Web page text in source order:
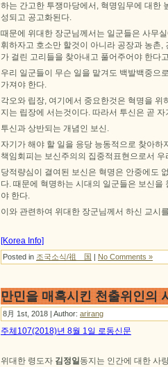
하는 간고한 투쟁마당에서, 혁명임무에 대한
성되고 공고화된다.
때문에 위대한 장군님께서는 일군들은 사무
휘하자고 호소만 할것이 아니라 공장과 농촌
가 걸린 고리들을 찾아내고 풀어주어야 한다
우리 일군들이 무슨 일을 맡겨도 백발백중으
가져야 한다.
각오와 립장, 여기에서 중요한것은 혁명을
지는 립장에 서는것이다. 따라서 투신은 곧
투신과 상반되는 개념인 보신.
자기가 해야 할 일을 응당 능동적으로 찾아
책임회피는 보신주의의 집중적표현으로서
당적량심이 결여된 보신은 혁명은 안중에도
다. 때문에 혁명하는 시대의 일군들은 보신
야 한다.
이와 관련하여 위대한 장군님께서 하신 교시
[Korea Info]
Posted in 조국소식/祖 国 | No Comments »
만민을 매혹시킨 천출위인의
8月 1st, 2018 | Author: arirang
주체107(2018)년 8월 1일 로동신문
위대한 령도자 김정일동지는 인간에 대한 사